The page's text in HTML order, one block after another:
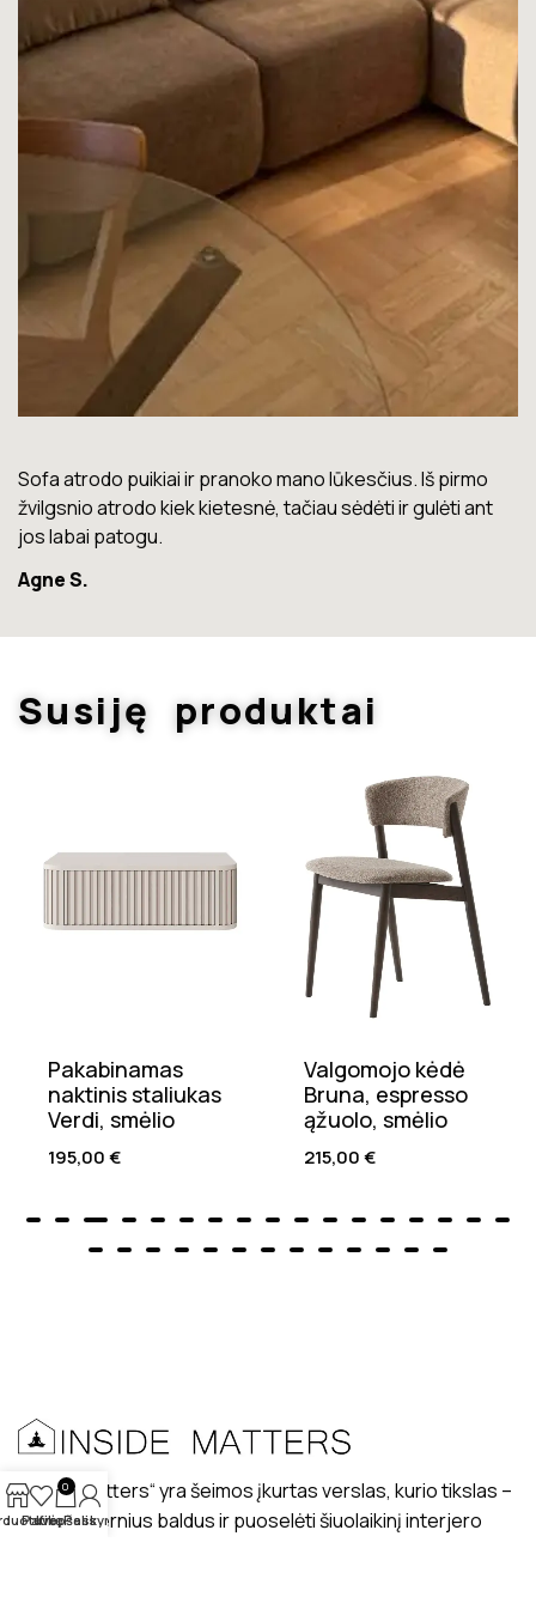
Lova labai gera. Šiuo metu neturiu jokių nusiskundimų.
Marius T.
Susiję produktai
Pakabinamas
naktinis staliukas
Verdi, smėlio
195,00€
Valgomojo kėdė
Bruna, espresso
ąžuolo, smėlio
215,00€
„Inside matters“ yra šeimos įkurtas verslas, kurio tikslas –
kurti modernius baldus ir puoselėti šiuolaikinį interjero
Patikę
0
Krepšelis
Paskyra